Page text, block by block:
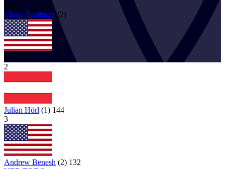
146
Chase Budinger (2)
USA
2
Julian Hörl (1) 144
3
Andrew Benesh (2) 132